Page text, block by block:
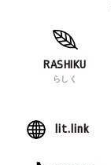
RASHIKU
らしく
lit.link